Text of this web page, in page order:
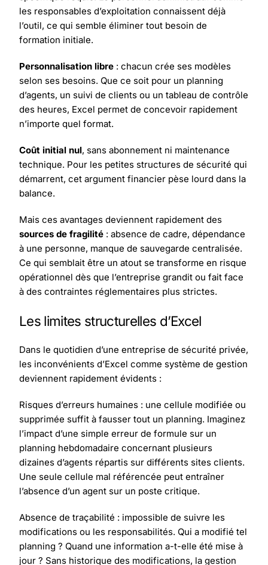
les responsables d’exploitation connaissent déjà
l’outil, ce qui semble éliminer tout besoin de
formation initiale.
Personnalisation libre: chacun crée ses modèles
selon ses besoins. Que ce soit pour un planning
d’agents, un suivi de clients ou un tableau de contrôle
des heures, Excel permet de concevoir rapidement
n’importe quel format.
Coût initial nul, sans abonnement ni maintenance
technique. Pour les petites structures de sécurité qui
démarrent, cet argument financier pèse lourd dans la
balance.
Mais ces avantages deviennent rapidement des
sources de fragilité: absence de cadre, dépendance
à une personne, manque de sauvegarde centralisée.
Ce qui semblait être un atout se transforme en risque
opérationnel dès que l’entreprise grandit ou fait face
à des contraintes réglementaires plus strictes.
Les limites structurelles d’Excel
Dans le quotidien d’une entreprise de sécurité privée,
les inconvénients d’Excel comme système de gestion
deviennent rapidement évidents :
Risques d’erreurs humaines : une cellule modifiée ou
supprimée suffit à fausser tout un planning. Imaginez
l’impact d’une simple erreur de formule sur un
planning hebdomadaire concernant plusieurs
dizaines d’agents répartis sur différents sites clients.
Une seule cellule mal référencée peut entraîner
l’absence d’un agent sur un poste critique.
Absence de traçabilité : impossible de suivre les
modifications ou les responsabilités. Qui a modifié tel
planning ? Quand une information a-t-elle été mise à
jour ? Sans historique des modifications, la gestion